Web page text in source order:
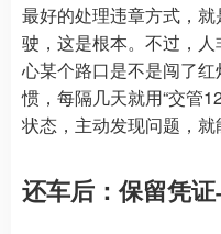
最好的处理违章方式，
驶，这是根本。不过，
心某个路口是不是闯了
惯，每隔几天就用“交管
状态，主动发现问题，就
还车后：保留凭